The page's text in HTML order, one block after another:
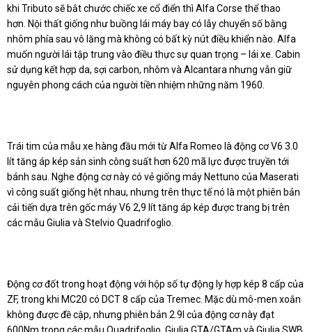
khi Tributo sẽ bắt chước chiếc xe cổ điển thì Alfa Corse thể thao
hơn. Nội thất giống như buồng lái máy bay có lẫy chuyển số bằng
nhôm phía sau vô lăng mà không có bất kỳ nút điều khiển nào. Alfa
muốn người lái tập trung vào điều thực sự quan trọng – lái xe. Cabin
sử dụng kết hợp da, sợi carbon, nhôm và Alcantara nhưng vẫn giữ
nguyên phong cách của người tiền nhiệm những năm 1960.
Trái tim của mẫu xe hàng đầu mới từ Alfa Romeo là động cơ V6 3.0
lít tăng áp kép sản sinh công suất hơn 620 mã lực được truyền tới
bánh sau. Nghe động cơ này có vẻ giống máy Nettuno của Maserati
vì công suất giống hệt nhau, nhưng trên thực tế nó là một phiên bản
cải tiến dựa trên gốc máy V6 2,9 lít tăng áp kép được trang bị trên
các mẫu Giulia và Stelvio Quadrifoglio.
Động cơ đốt trong hoạt động với hộp số tự động ly hợp kép 8 cấp của
ZF, trong khi MC20 có DCT 8 cấp của Tremec. Mặc dù mô-men xoắn
không được đề cập, nhưng phiên bản 2.9l của động cơ này đạt